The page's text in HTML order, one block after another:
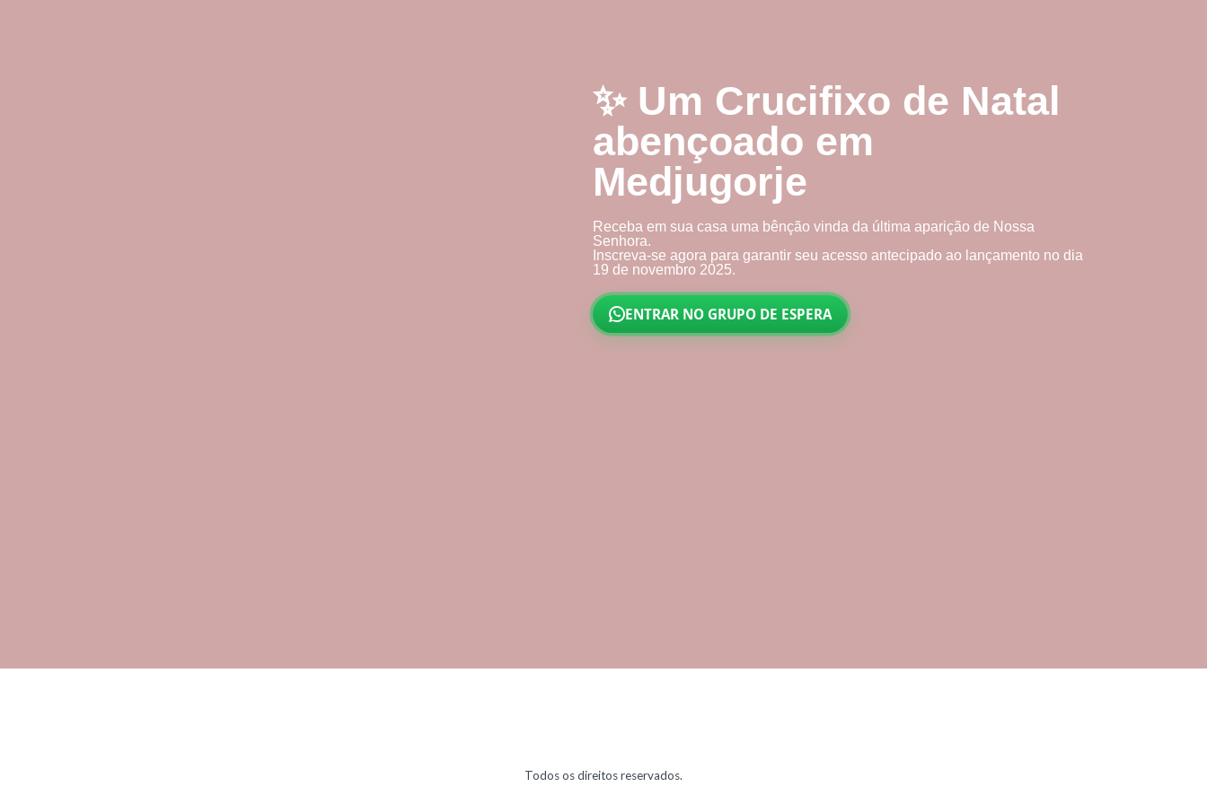
✨ Um Crucifixo de Natal
abençoado em
Medjugorje
Receba em sua casa uma bênção vinda da última aparição de Nossa
Senhora.
Inscreva-se agora para garantir seu acesso antecipado ao lançamento no dia
19 de novembro 2025.
ENTRAR NO GRUPO DE ESPERA
Todos os direitos reservados.